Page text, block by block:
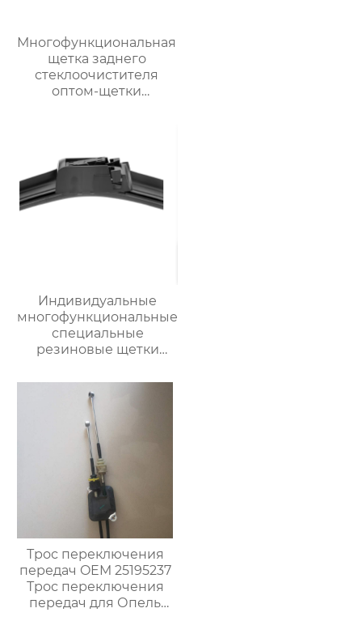
Многофункциональная
щетка заднего
стеклоочистителя
оптом-щетки
98% автомобилей
Индивидуальные
многофункциональные
специальные
резиновые щетки
автомобильных
деталей
стеклоочистители
лобового стекла
Трос переключения
передач OEM 25195237
Трос переключения
передач для Опель